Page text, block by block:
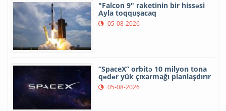
"Falcon 9" raketinin bir hissəsi
Ayla toqquşacaq
05-08-2026
“SpaceX” orbitə 10 milyon tona
qədər yük çıxarmağı planlaşdırır
05-08-2026